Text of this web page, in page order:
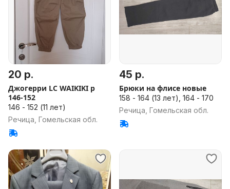
20 р.
Джогерри LC WAIKIKI р
146-152
146 - 152 (11 лет)
Речица, Гомельская обл.
45 р.
Брюки на флисе новые
158 - 164 (13 лет), 164 - 170
Речица, Гомельская обл.